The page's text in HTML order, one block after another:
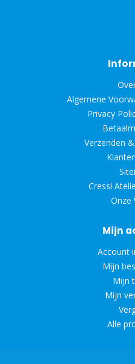
Algemene
Privacy
Verzenden
Cressi
Onze
Mijn
Account
Mijn
Mijn
Mijn
Alle